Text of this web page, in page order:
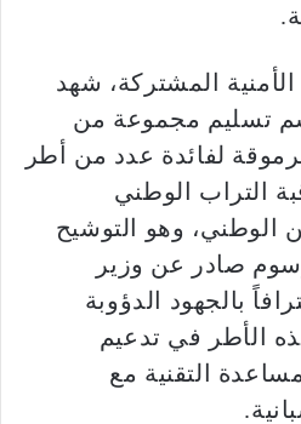
المشتركة، شهد
تسليم مجموعة من
لفائدة عدد من أطر
التراب الوطني
الوطني، وهو التوشيح
صادر عن وزير
بالجهود الدؤوبة
الأطر في تدعيم
التقنية مع